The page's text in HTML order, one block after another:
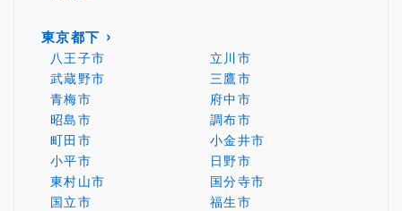
東京都下
八王子市
立川市
武蔵野市
三鷹市
青梅市
府中市
昭島市
調布市
町田市
小金井市
小平市
日野市
東村山市
国分寺市
国立市
福生市